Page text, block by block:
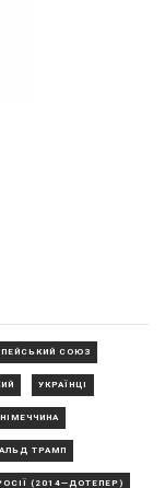
СОЮЗ
УКРАЇНЦІ
НІМЕЧЧИНА
ТРАМП
(2014—ДОТЕПЕР)